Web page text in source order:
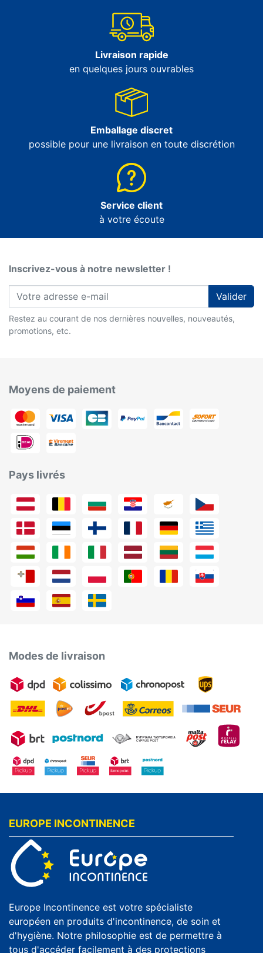
Livraison rapide
en quelques jours ouvrables
Emballage discret
possible pour une livraison en toute discrétion
Service client
à votre écoute
Inscrivez-vous à notre newsletter !
Valider
Restez au courant de nos dernières nouvelles, nouveautés,
promotions, etc.
Moyens de paiement
Pays livrés
Modes de livraison
EUROPE INCONTINENCE
Europe Incontinence est votre spécialiste
européen en produits d'incontinence, de soin et
d'hygiène. Notre philosophie est de permettre à
tous d'accéder facilement à des protections